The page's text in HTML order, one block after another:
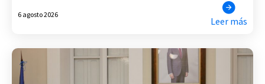
6 agosto 2026
Leer más